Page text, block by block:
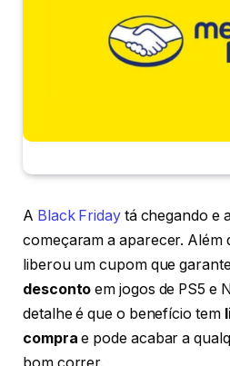
A Black Fridaytá chegando e
começaram a aparecer. Além
liberou um cupom que
desconto em jogos de PS5 e
detalhe é que o benefício tem
compra e pode acabar a